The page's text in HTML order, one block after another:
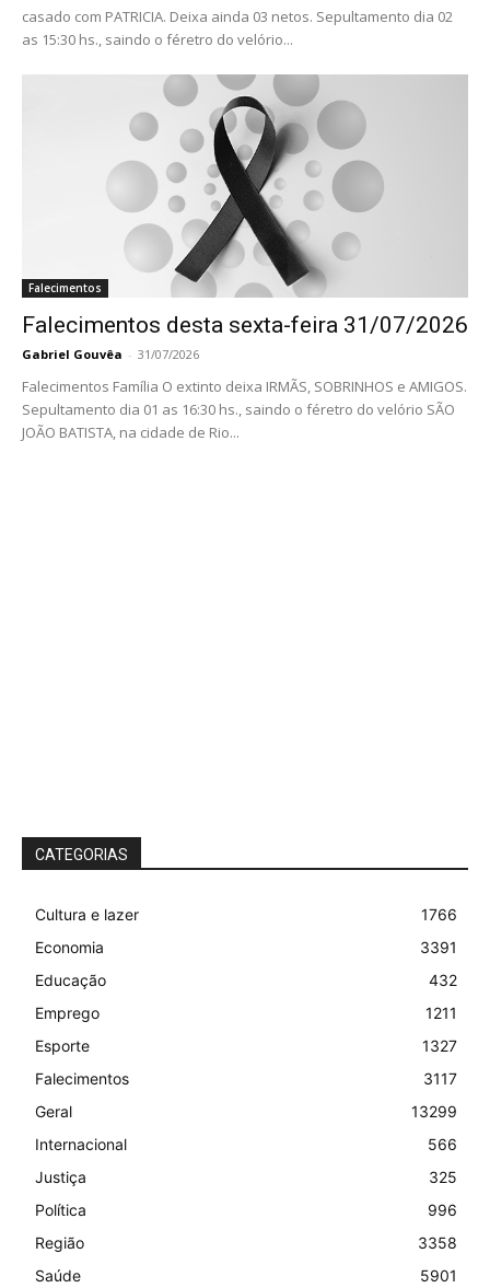
casado com PATRICIA. Deixa ainda 03 netos. Sepultamento dia 02
as 15:30 hs., saindo o féretro do velório...
Falecimentos
Falecimentos desta sexta-feira 31/07/2026
Gabriel Gouvêa - 31/07/2026
Falecimentos Família O extinto deixa IRMÃS, SOBRINHOS e AMIGOS.
Sepultamento dia 01 as 16:30 hs., saindo o féretro do velório SÃO
JOÃO BATISTA, na cidade de Rio...
CATEGORIAS
Cultura e lazer
1766
Economia
3391
Educação
432
Emprego
1211
Esporte
1327
Falecimentos
3117
Geral
13299
Internacional
566
Justiça
325
Política
996
Região
3358
Saúde
5901